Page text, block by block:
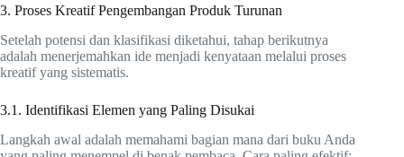
3. Proses Kreatif Pengembangan Produk Turunan
Setelah potensi dan klasifikasi diketahui, tahap berikutnya
adalah menerjemahkan ide menjadi kenyataan melalui proses
kreatif yang sistematis.
3.1. Identifikasi Elemen yang Paling Disukai
Langkah awal adalah memahami bagian mana dari buku Anda